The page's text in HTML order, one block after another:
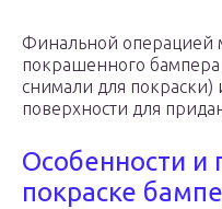
Финальной операцией
покрашенного бампера
снимали для
поверхности для
Особенности
покраске